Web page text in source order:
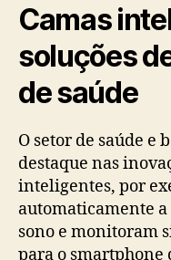
Camas
soluções
de saúde
O setor de saúde e
destaque nas
inteligentes, por
automaticamente
sono e monitoram
para o